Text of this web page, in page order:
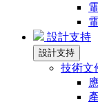
設計支持
設計支持
技術文